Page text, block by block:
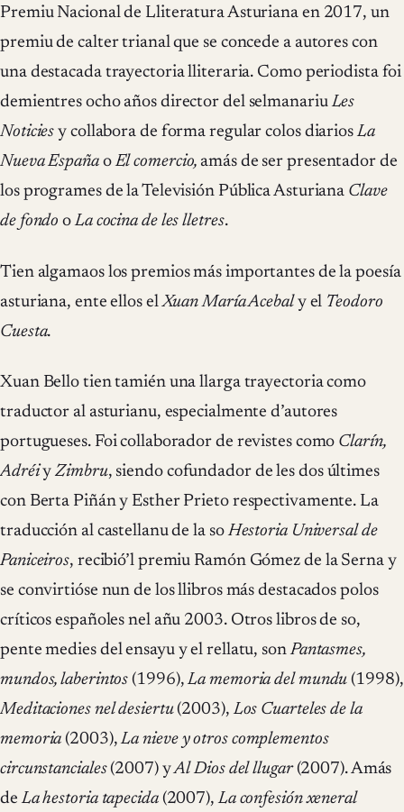
Premiu Nacional de Lliteratura Asturiana en 2017, un
premiu de calter trianal que se concede a autores con
una destacada trayectoria lliteraria. Como periodista foi
demientres ocho años director del selmanariuLes
Noticies y collabora de forma regular colos diariosLa
Nueva EspañaoEl comercio, amás de ser presentador de
los programes de la Televisión Pública Asturiana Clave
de fondo oLa cocina de les lletres.
Tien algamaos los premios más importantes de la poesía
asturiana, ente ellos elXuan María Acebal y el Teodoro
Cuesta.
Xuan Bello tien tamién una llarga trayectoria como
traductor al asturianu, especialmente d’autores
portugueses. Foi collaborador de revistes como Clarín,
AdréiyZimbru, siendo cofundador de les dos últimes
con Berta Piñán y Esther Prieto respectivamente. La
traducción al castellanu de la soHestoria Universal de
Paniceiros, recibió’l premiu Ramón Gómez de la Serna y
se convirtióse nun de los llibros más destacados polos
críticos españoles nel añu 2003. Otros libros de so,
pente medies del ensayu y el rellatu, sonPantasmes,
mundos, laberintos (1996),La memoria del mundu (1998),
Meditaciones nel desiertu(2003),Los Cuarteles de la
memoria (2003),La nieve y otros complementos
circunstanciales(2007) yAl Dios del llugar(2007). Amás
deLa hestoria tapecida(2007),La confesión xeneral